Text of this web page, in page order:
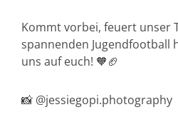
Kommt vorbei, feuert unser
spannenden Jugendfootball
uns auf euch! 🧡🏈
📸 @jessiegopi.photography